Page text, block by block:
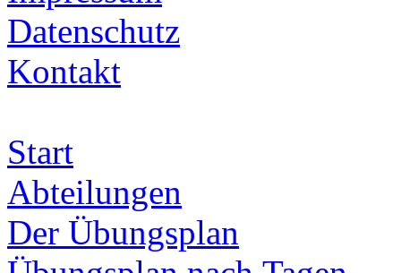
Datenschutz
Kontakt
Start
Abteilungen
Der Übungsplan